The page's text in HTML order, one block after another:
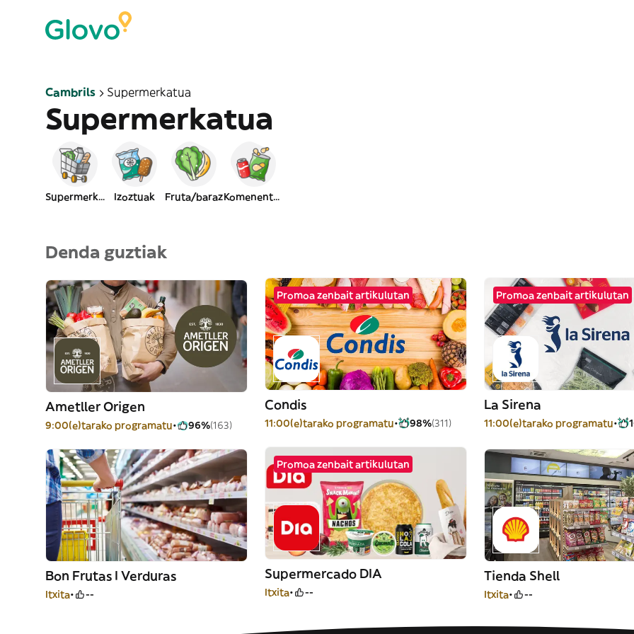
Cambrils Supermerkatua
Supermerkatua
Supermerkatua Izoztuak Fruta/baraz Komenentzia
Denda guztiak
Ametller Origen
9:00(e)tarako programatu 96%(163)
Promoa zenbait artikulutan
Condis
11:00(e)tarako programatu 98%(311)
Promoa zenbait artikulutan
La Sirena
11:00(e)tarako programatu
Bon Frutas I Verduras
Itxita --
Promoa zenbait artikulutan
Supermercado DIA
Itxita --
Tienda Shell
Itxita --